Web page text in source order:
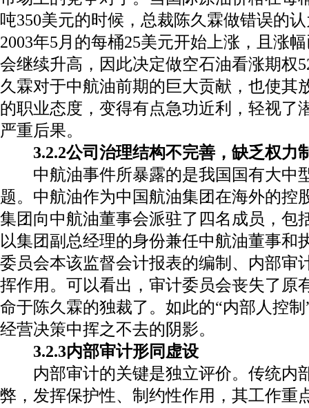
吨350美元的时候，总裁陈久霖做错误的
2003年5 月的每桶25美元开始上涨，且涨
会继续升高，因此决定做空石油看涨期权
久霖对于中航油前期的巨大贡献，也使其
的职业态度，变得有点急功近利，轻视了
严重后果。
3.2.2公司治理结构不完善，缺乏权力
中航油事件所暴露的是我国国有大中
题。中航油作为中国航油集团在海外的控
集团向中航油董事会派驻了四名成员，包
以集团副总经理的身份兼任中航油董事和
委员会本该监督会计报表的编制、内部审
挥作用。可以看出，审计委员会丧失了原
命于陈久霖的独裁了。如此的“内部人控
经营决策中挥之不去的阴影。
3.2.3内部审计形同虚设
内部审计的关键是独立评价。传统内
弊，发挥保护性、制约性作用，其工作重